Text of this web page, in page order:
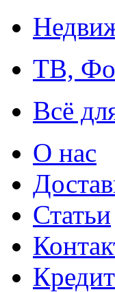
ТВ,
Всё
О нас
Статьи
Кредит